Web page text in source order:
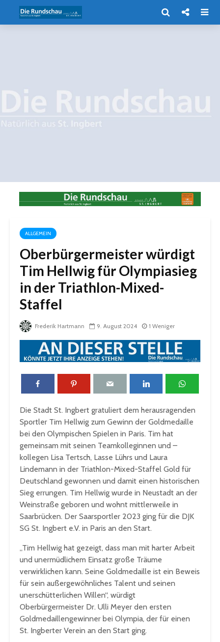
ALLGEMEIN
Oberbürgermeister würdigt
Tim Hellwig für Olympiasieg
in der Triathlon-Mixed-
Staffel
Frederik Hartmann 9. August 2024 1 Weniger
Die Stadt St. Ingbert gratuliert dem herausragenden
Sportler Tim Hellwig zum Gewinn der Goldmedaille
bei den Olympischen Spielen in Paris. Tim hat
gemeinsam mit seinen Teamkolleginnen und –
kollegen Lisa Tertsch, Lasse Lührs und Laura
Lindemann in der Triathlon-Mixed-Staffel Gold für
Deutschland gewonnen und damit einen historischen
Sieg errungen. Tim Hellwig wurde in Neustadt an der
Weinstraße geboren und wohnt mittlerweile in
Saarbrücken. Der Saarsportler 2023 ging für die DJK
SG St. Ingbert e.V. in Paris an den Start.
„Tim Hellwig hat gezeigt, dass man mit harter Arbeit
und unermüdlichem Einsatz große Träume
verwirklichen kann. Seine Goldmedaille ist ein Beweis
für sein außergewöhnliches Talent und seinen
unerschütterlichen Willen“, würdigt
Oberbürgermeister Dr. Ulli Meyer den ersten
Goldmedaillengewinner bei Olympia, der für einen
St. Ingberter Verein an den Start ging.